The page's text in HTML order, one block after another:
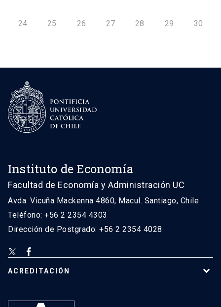
24 25 26 27 28 29 30
Instituto de Economía
Facultad de Economía y Administración UC
Avda. Vicuña Mackenna 4860, Macul. Santiago, Chile
Teléfono: +56 2 2354 4303
Dirección de Postgrado: +56 2 2354 4028
ACREDITACIÓN